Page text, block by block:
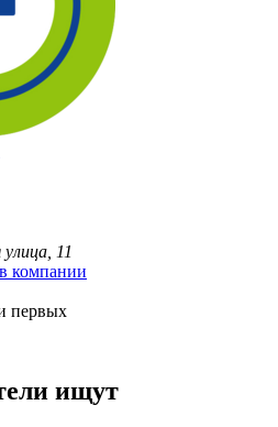
11
компании
первых
ищут